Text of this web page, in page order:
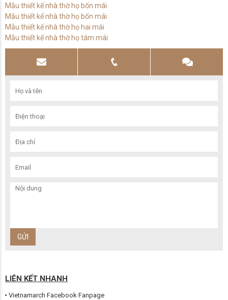
Mẫu thiết kế nhà thờ họ bốn mái
Mẫu thiết kế nhà thờ họ bốn mái
Mẫu thiết kế nhà thờ họ hai mái
Mẫu thiết kế nhà thờ họ tám mái
LIÊN KẾT NHANH
Vietnamarch Facebook Fanpage